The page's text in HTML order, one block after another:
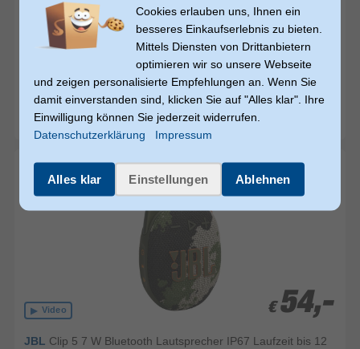
€ 54,-
€ 54,-
JBLClip 5 7 W Bluetooth Lautsprecher IP67 Laufzeit bis 12
h (Rot)
sofort versandfertig
Video € 54,-
€ 54,-
JBL Clip 5 7 W Bluetooth Lautsprecher IP67 Laufzeit bis 12
Cookies erlauben uns, Ihnen ein
besseres Einkaufserlebnis zu bieten.
Mittels Diensten von Drittanbietern
optimieren wir so unsere Webseite
und zeigen personalisierte Empfehlungen an. Wenn Sie
damit einverstanden sind, klicken Sie auf "Alles klar". Ihre
Einwilligung können Sie jederzeit widerrufen.
Datenschutzerklärung
Impressum
Alles klar Einstellungen Ablehnen